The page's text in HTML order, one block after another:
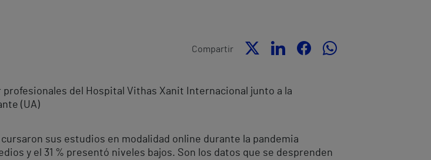
Compartir
del Hospital Vithas Xanit Internacional junto a la
(UA)
sus estudios en modalidad online durante la pandemia
y el 31 % presentó niveles bajos. Son los datos que se desprenden